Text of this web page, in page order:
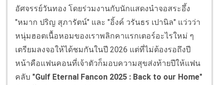
อัศจรรย์วันทอง โดยร่วมงานกับนักแสดงนำจอสระอึ้ง
"หมาก ปริญ สุภารัตน์" และ "อิ้งค์ วรันธร เปานิล" แว่วว่า
หนุ่มฮอตเนื้อหอมของเราพลิกคาแรกเตอร์อะไรใหม่ ๆ
เตรียมลงจอให้ได้ชมกันในปี 2026 แต่ที่ไม่ต้องรอถึงปี
หน้าคือแฟนคอนที่เจ้าตัวก็มอบความสุขส่งท้ายปีให้แฟน
คลับ "Gulf Eternal Fancon 2025 : Back to our Home"